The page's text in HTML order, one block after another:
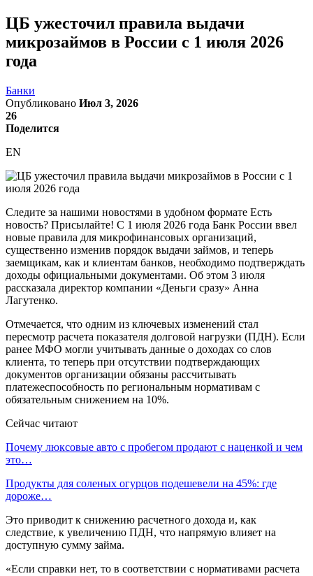
ЦБ ужесточил правила выдачи
микрозаймов в России с 1 июля 2026
года
Банки
Опубликовано Июл 3, 2026
26
Поделится
EN
Следите за нашими новостями в удобном формате Есть
новость? Присылайте! С 1 июля 2026 года Банк России ввел
новые правила для микрофинансовых организаций,
существенно изменив порядок выдачи займов, и теперь
заемщикам, как и клиентам банков, необходимо подтверждать
доходы официальными документами. Об этом 3 июля
рассказала директор компании «Деньги сразу» Анна
Лагутенко.
Отмечается, что одним из ключевых изменений стал
пересмотр расчета показателя долговой нагрузки (ПДН). Если
ранее МФО могли учитывать данные о доходах со слов
клиента, то теперь при отсутствии подтверждающих
документов организации обязаны рассчитывать
платежеспособность по региональным нормативам с
обязательным снижением на 10%.
Сейчас читают
Почему люксовые авто с пробегом продают с наценкой и чем
это…
Продукты для соленых огурцов подешевели на 45%: где
дороже…
Это приводит к снижению расчетного дохода и, как
следствие, к увеличению ПДН, что напрямую влияет на
доступную сумму займа.
«Если справки нет, то в соответствии с нормативами расчета